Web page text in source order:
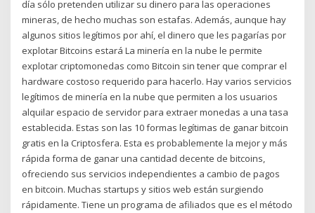
día sólo pretenden utilizar su dinero para las operaciones
mineras, de hecho muchas son estafas. Además, aunque hay
algunos sitios legítimos por ahí, el dinero que les pagarías por
explotar Bitcoins estará La minería en la nube le permite
explotar criptomonedas como Bitcoin sin tener que comprar el
hardware costoso requerido para hacerlo. Hay varios servicios
legítimos de minería en la nube que permiten a los usuarios
alquilar espacio de servidor para extraer monedas a una tasa
establecida. Estas son las 10 formas legítimas de ganar bitcoin
gratis en la Criptosfera. Esta es probablemente la mejor y más
rápida forma de ganar una cantidad decente de bitcoins,
ofreciendo sus servicios independientes a cambio de pagos
en bitcoin. Muchas startups y sitios web están surgiendo
rápidamente. Tiene un programa de afiliados que es el método